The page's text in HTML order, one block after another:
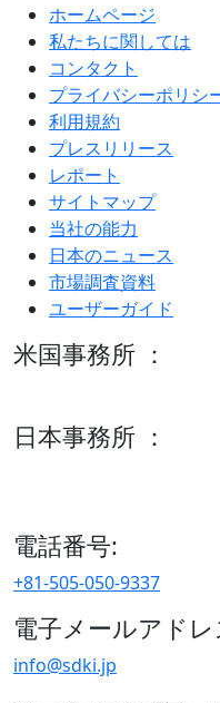
ホームページ
私たちに関しては
コンタクト
プライバシーポリシ
利用規約
プレスリリース
レポート
サイトマップ
当社の能力
日本のニュース
市場調査資料
ユーザーガイド
米国事務所 ：
日本事務所 ：
電話番号:
+81-505-050-9337
電子メールアドレ
info@sdki.jp